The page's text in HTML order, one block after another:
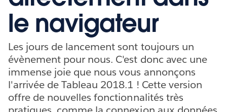
le navigateur
Les jours de lancement sont toujours un
évènement pour nous. C'est donc avec une
immense joie que nous vous annonçons
l'arrivée de Tableau 2018.1 ! Cette version
offre de nouvelles fonctionnalités très